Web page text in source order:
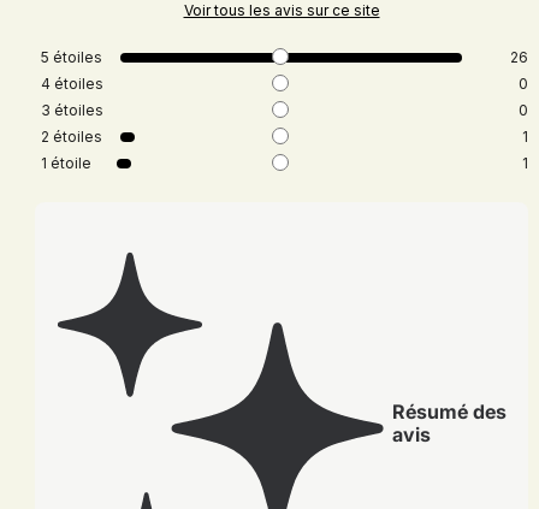
Voir tous les avis sur ce site
5 étoiles
26
4 étoiles
0
3 étoiles
0
2 étoiles
1
1 étoile 1
Résumé des
avis